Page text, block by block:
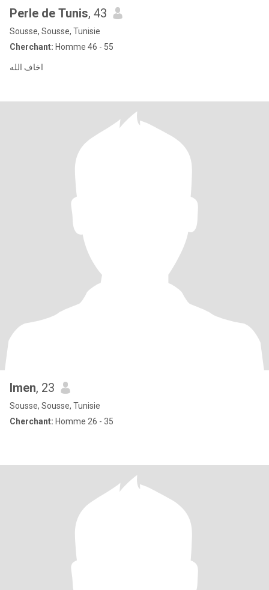
Perle de Tunis, 43
Sousse, Sousse, Tunisie
Cherchant: Homme 46 - 55
اخاف الله
Imen, 23
Sousse, Sousse, Tunisie
Cherchant: Homme 26 - 35